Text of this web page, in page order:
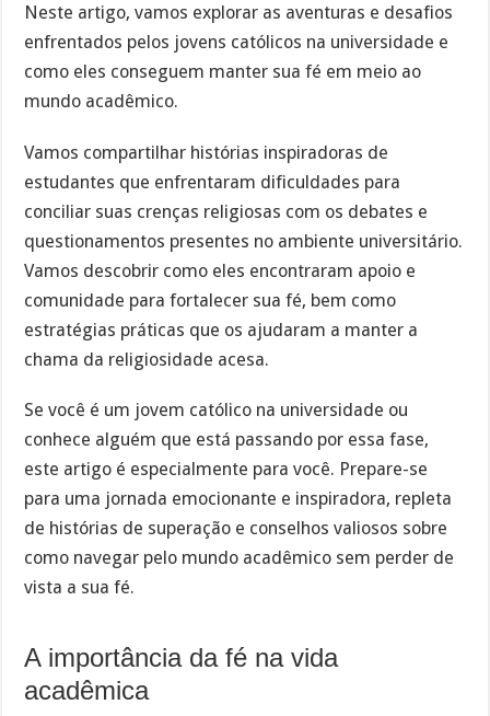
Neste artigo, vamos explorar as aventuras e desafios
enfrentados pelos jovens católicos na universidade e
como eles conseguem manter sua fé em meio ao
mundo acadêmico.
Vamos compartilhar histórias inspiradoras de
estudantes que enfrentaram dificuldades para
conciliar suas crenças religiosas com os debates e
questionamentos presentes no ambiente universitário.
Vamos descobrir como eles encontraram apoio e
comunidade para fortalecer sua fé, bem como
estratégias práticas que os ajudaram a manter a
chama da religiosidade acesa.
Se você é um jovem católico na universidade ou
conhece alguém que está passando por essa fase,
este artigo é especialmente para você. Prepare-se
para uma jornada emocionante e inspiradora, repleta
de histórias de superação e conselhos valiosos sobre
como navegar pelo mundo acadêmico sem perder de
vista a sua fé.
A importância da fé na vida
acadêmica